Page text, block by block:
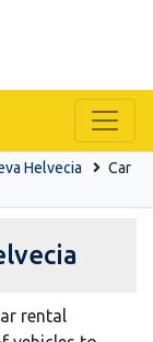
Helvecia
Car
rental